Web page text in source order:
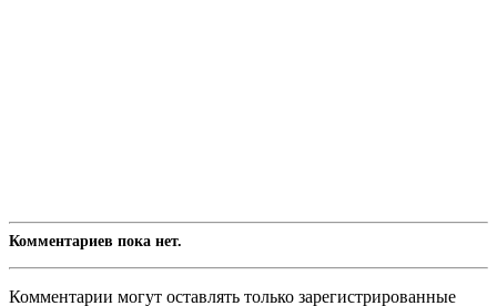
Комментариев пока нет.
Комментарии могут оставлять только зарегистрированные